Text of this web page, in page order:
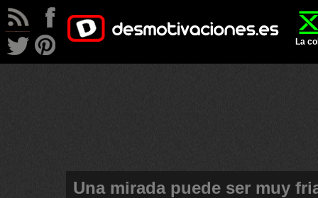
La
Una mirada puede ser muy